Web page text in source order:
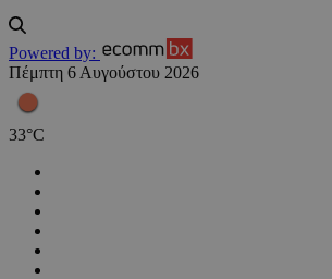
Powered by:
Πέμπτη 6 Αυγούστου 2026
33°C